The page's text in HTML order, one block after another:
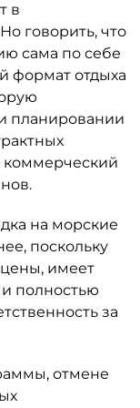
в
говорить, что
сама по себе
формат отдыха
планировании
на морские
поскольку
имеет
и полностью
за
отмене